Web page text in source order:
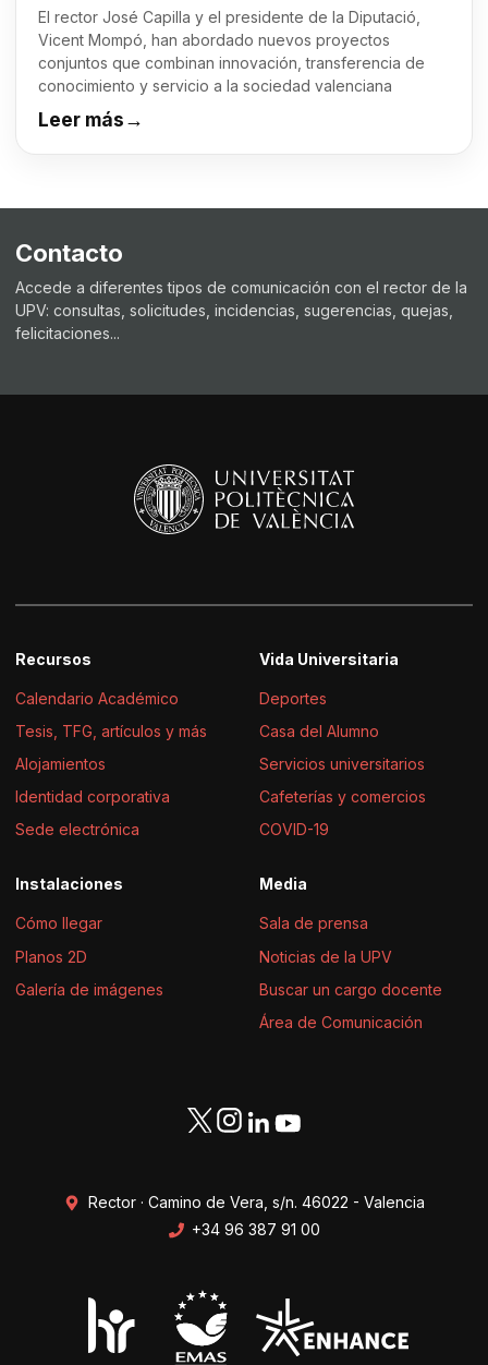
El rector José Capilla y el presidente de la Diputació,
Vicent Mompó, han abordado nuevos proyectos
conjuntos que combinan innovación, transferencia de
conocimiento y servicio a la sociedad valenciana
Leer más→
Contacto
Accede a diferentes tipos de comunicación con el rector de la
UPV: consultas, solicitudes, incidencias, sugerencias, quejas,
felicitaciones...
Recursos
Calendario Académico
Tesis, TFG, artículos y más
Alojamientos
Identidad corporativa
Sede electrónica
Vida Universitaria
Deportes
Casa del Alumno
Servicios universitarios
Cafeterías y comercios
COVID-19
Instalaciones
Cómo llegar
Planos 2D
Galería de imágenes
Media
Sala de prensa
Noticias de la UPV
Buscar un cargo docente
Área de Comunicación
Rector · Camino de Vera, s/n. 46022 - Valencia
+34 96 387 91 00